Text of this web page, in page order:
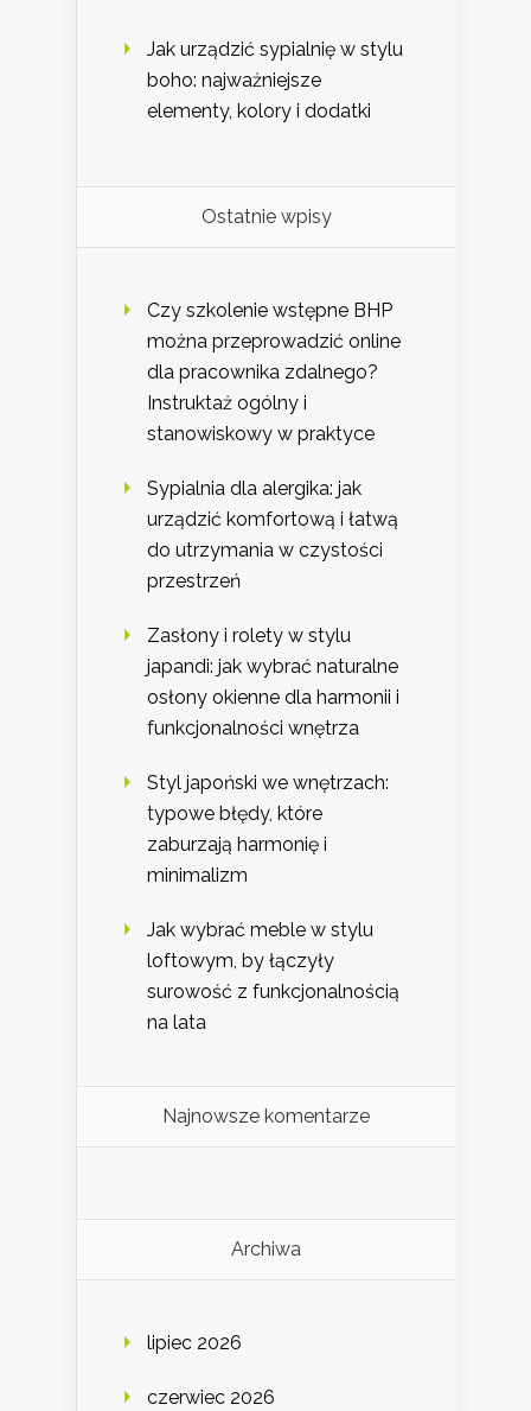
Jak urządzić sypialnię w stylu
boho: najważniejsze
elementy, kolory i dodatki
Ostatnie wpisy
Czy szkolenie wstępne BHP
można przeprowadzić online
dla pracownika zdalnego?
Instruktaż ogólny i
stanowiskowy w praktyce
Sypialnia dla alergika: jak
urządzić komfortową i łatwą
do utrzymania w czystości
przestrzeń
Zasłony i rolety w stylu
japandi: jak wybrać naturalne
osłony okienne dla harmonii i
funkcjonalności wnętrza
Styl japoński we wnętrzach:
typowe błędy, które
zaburzają harmonię i
minimalizm
Jak wybrać meble w stylu
loftowym, by łączyły
surowość z funkcjonalnością
na lata
Najnowsze komentarze
Archiwa
lipiec 2026
czerwiec 2026